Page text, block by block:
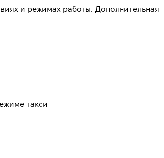
и режимах работы. Дополнительная
такси